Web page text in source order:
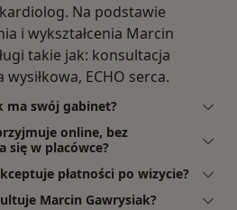
Na podstawie
i wykształcenia Marcin
takie jak: konsultacja
ECHO serca.
ma swój gabinet?
online, bez
się w placówce?
płatności po wizycie?
Marcin Gawrysiak?